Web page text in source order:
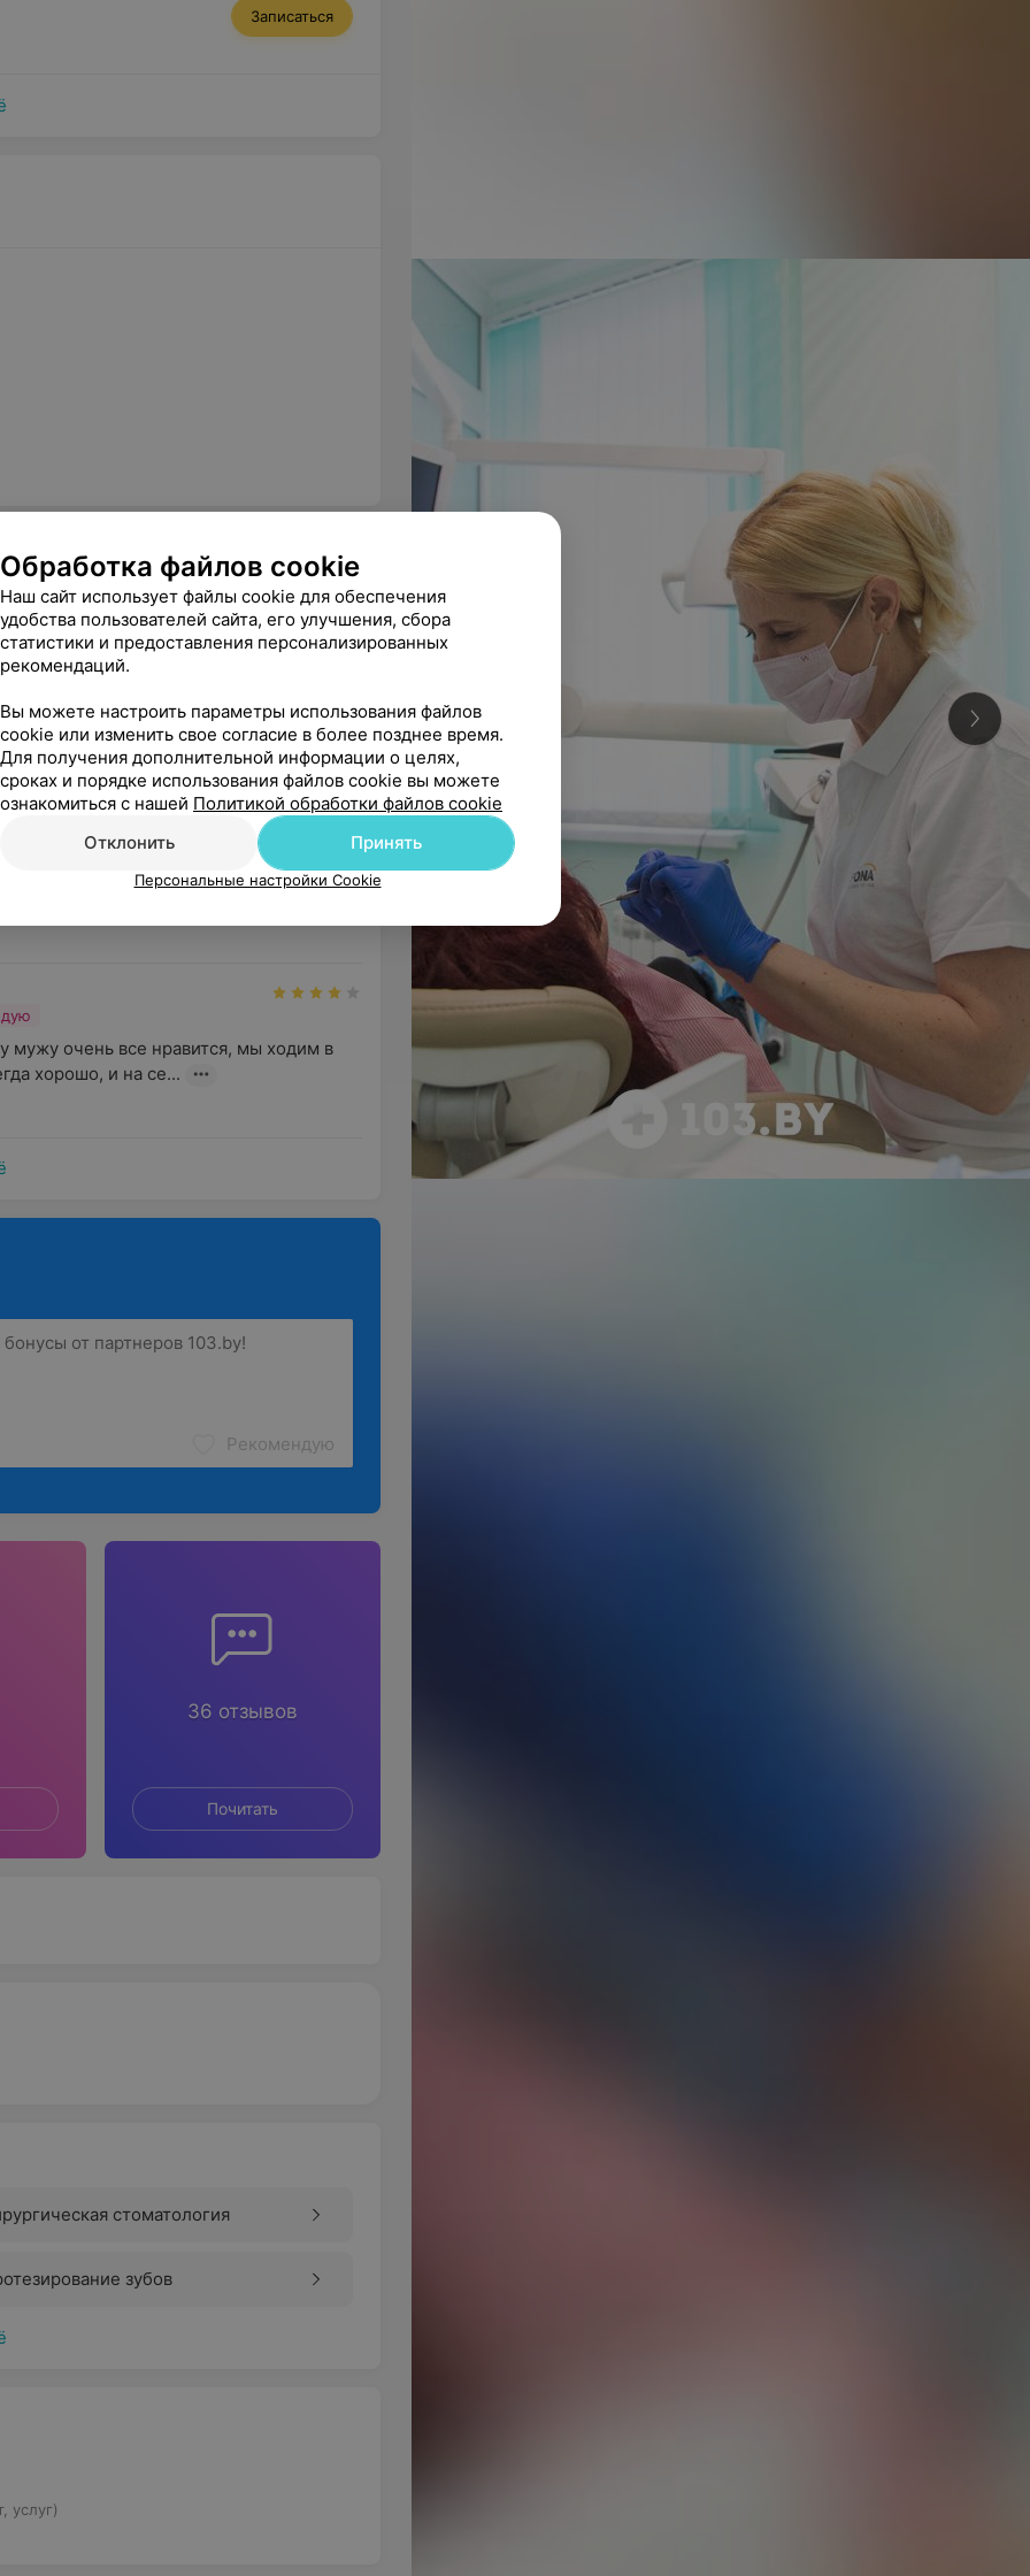
Записаться
зубы детям.От всей души хотелось
проф...
Лечение зубов и профилактика
поблагодарить за отзывчивость и
врача Майю Александр...
мужу очень все нравится, мы ходим в
хорошо, и на се...
Рекомендую
36 отзывов
Почитать
стоматология
зубов
услуг)
Обработка файлов cookie
Наш сайт использует файлы cookie для обеспечения
удобства пользователей сайта, его улучшения, сбора
статистики и предоставления персонализированных
рекомендаций.
Вы можете настроить параметры использования файлов
cookie или изменить свое согласие в более позднее время.
Для получения дополнительной информации о целях,
сроках и порядке использования файлов cookie вы можете
ознакомиться с нашей Политикой обработки файлов cookie
Отклонить
Принять
Персональные настройки Cookie